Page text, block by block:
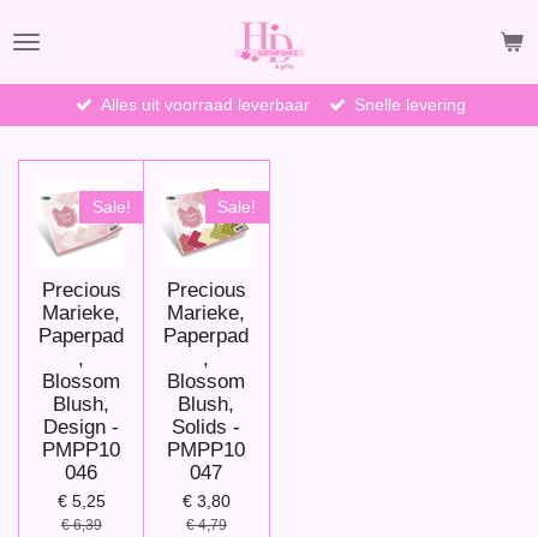
direct
hoofdinhoud
Alles uit voorraad leverbaar Snelle levering
Sale!
Precious
Marieke,
Paperpad
,
Blossom
Blush,
Design -
PMPP10
046
€ 5,25
€ 6,39
Sale!
Precious
Marieke,
Paperpad
,
Blossom
Blush,
Solids -
PMPP10
047
€ 3,80
€ 4,79